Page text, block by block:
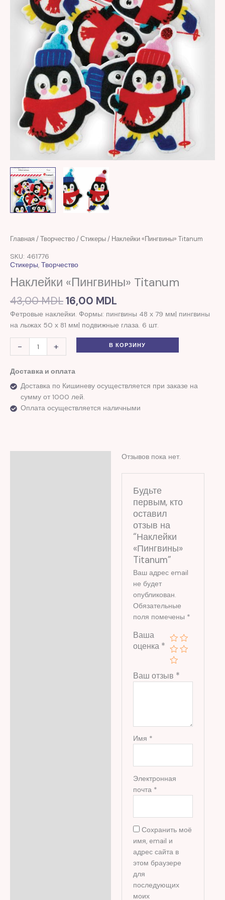
Главная /Творчество/Стикеры/ Наклейки «Пингвины» Titanum
SKU: 461776
Стикеры, Творчество
Наклейки «Пингвины» Titanum
43,00MDL
Первоначальная
составляла
43,00 MDL.
16,00 MDL
Текущая
Фетровые наклейки. Формы: пингвины 48 х 79 мм| пингвины
на лыжах 50 х 81 мм| подвижные глаза. 6 шт.
-
Количество
Наклейки
"Пингвины"
Titanum
+ В КОРЗИНУ
Доставка и оплата
Доставка по Кишиневу осуществляется при заказе на
сумму от 1000 лей.
Оплата осуществляется наличными
Отзывов пока нет.
Будьте
первым, кто
оставил
отзыв на
“Наклейки
«Пингвины»
Titanum”
Ваш адрес email
не будет
опубликован.
Обязательные
поля помечены *
Ваша
оценка *
Ваш отзыв *
Имя *
Электронная
почта *
Сохранить моё
имя, email и
адрес сайта в
этом браузере
для
последующих
моих